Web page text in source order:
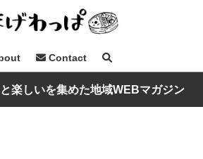
Contact
楽しいを集めた地域WEBマガジン